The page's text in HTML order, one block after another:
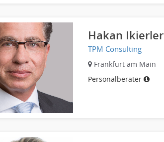
Hakan Ikierler
TPM Consulting
Frankfurt am Main
Personalberater